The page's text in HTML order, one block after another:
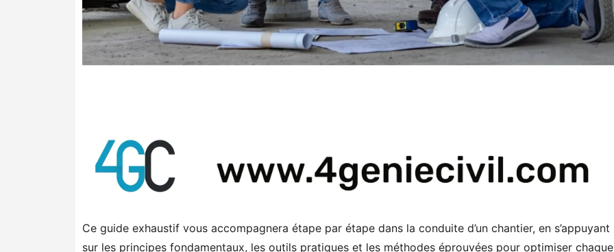
Ce guide exhaustif vous accompagnera étape par étape dans la conduite d’un chantier, en s’appuyant
sur les principes fondamentaux, les outils pratiques et les méthodes éprouvées pour optimiser chaque